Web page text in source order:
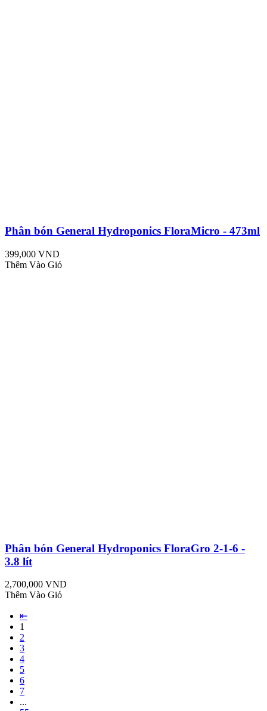
Phân bón General Hydroponics FloraMicro - 473ml
399,000 VND
Thêm Vào Giỏ
Phân bón General Hydroponics FloraGro 2-1-6 -
3.8 lít
2,700,000 VND
Thêm Vào Giỏ
⇤
1
2
3
4
5
6
7
...